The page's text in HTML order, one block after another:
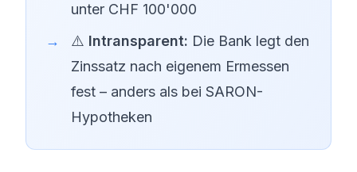
unter CHF 100'000
⚠️ Intransparent: Die Bank legt den
Zinssatz nach eigenem Ermessen
fest – anders als bei SARON-
Hypotheken